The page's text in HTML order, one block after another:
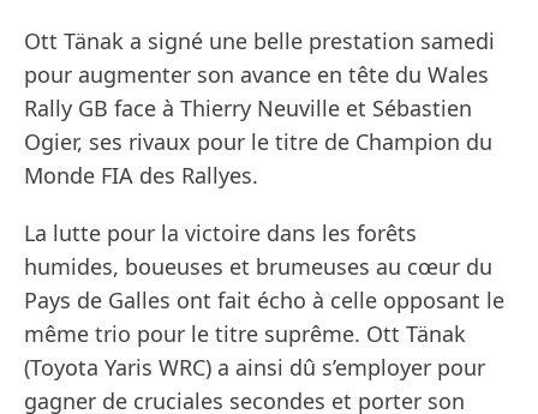
Ott Tänak a signé une belle prestation samedi
pour augmenter son avance en tête du Wales
Rally GB face à Thierry Neuville et Sébastien
Ogier, ses rivaux pour le titre de Champion du
Monde FIA des Rallyes.
La lutte pour la victoire dans les forêts
humides, boueuses et brumeuses au cœur du
Pays de Galles ont fait écho à celle opposant le
même trio pour le titre suprême. Ott Tänak
(Toyota Yaris WRC) a ainsi dû s’employer pour
gagner de cruciales secondes et porter son